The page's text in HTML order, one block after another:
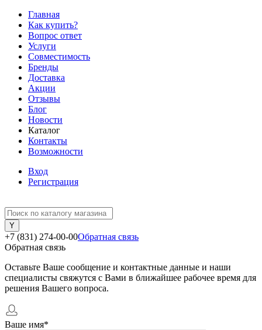
Главная
Как купить?
Вопрос ответ
Услуги
Совместимость
Бренды
Доставка
Акции
Отзывы
Блог
Новости
Каталог
Контакты
Возможности
Вход
Регистрация
+7 (831) 274-00-00Обратная связь
Обратная связь
Оставьте Ваше сообщение и контактные данные и наши
специалисты свяжутся с Вами в ближайшее рабочее время для
решения Вашего вопроса.
Ваше имя*